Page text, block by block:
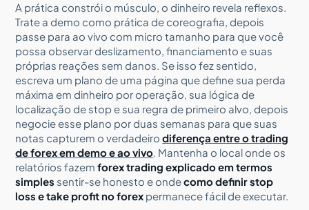
A prática constrói o músculo, o dinheiro revela reflexos.
Trate a demo como prática de coreografia, depois
passe para ao vivo com micro tamanho para que você
possa observar deslizamento, financiamento e suas
próprias reações sem danos. Se isso fez sentido,
escreva um plano de uma página que define sua perda
máxima em dinheiro por operação, sua lógica de
localização de stop e sua regra de primeiro alvo, depois
negocie esse plano por duas semanas para que suas
notas capturem o verdadeirodiferença entre o trading
de forex em demo e ao vivo. Mantenha o local onde os
relatórios fazemforex trading explicado em termos
simples sentir-se honesto e ondecomo definir stop
loss e take profit no forex permanece fácil de executar.